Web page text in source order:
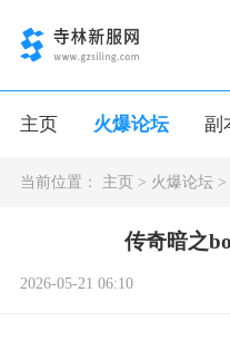
主页 火爆论坛 副
当前位置： 主页> 火爆论坛>
传奇暗之
2026-05-21 06:10